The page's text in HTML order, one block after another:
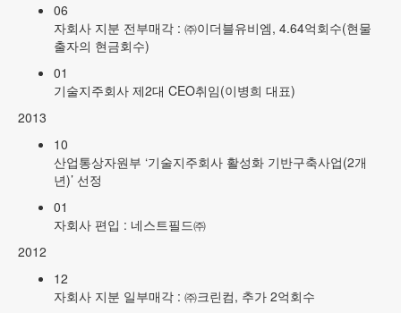
06
자회사 지분 전부매각 : ㈜이더블유비엠, 4.64억회수(현물
출자의 현금회수)
01
기술지주회사 제2대 CEO취임(이병희 대표)
2013
10
산업통상자원부 ‘기술지주회사 활성화 기반구축사업(2개
년)’ 선정
01
자회사 편입 : 네스트필드㈜
2012
12
자회사 지분 일부매각 : ㈜크린컴, 추가 2억회수